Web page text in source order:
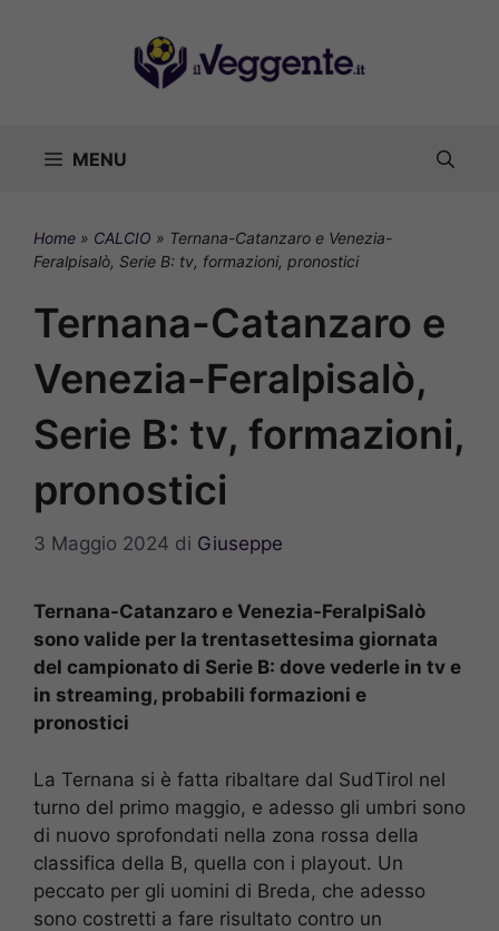
MENU
Home » CALCIO » Ternana-Catanzaro e Venezia-
Feralpisalò, Serie B: tv, formazioni, pronostici
Ternana-Catanzaro e
Venezia-Feralpisalò,
Serie B: tv, formazioni,
pronostici
3 Maggio 2024 di Giuseppe
Ternana-Catanzaro e Venezia-FeralpiSalò
sono valide per la trentasettesima giornata
del campionato di Serie B: dove vederle in tv e
in streaming, probabili formazioni e
pronostici
La Ternana si è fatta ribaltare dal SudTirol nel
turno del primo maggio, e adesso gli umbri sono
di nuovo sprofondati nella zona rossa della
classifica della B, quella con i playout. Un
peccato per gli uomini di Breda, che adesso
sono costretti a fare risultato contro un